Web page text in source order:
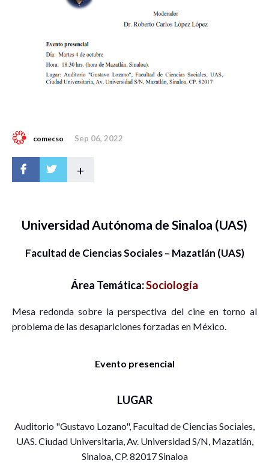
comecso Sep 06, 2022
+
Universidad Autónoma de Sinaloa (UAS)
Facultad de Ciencias Sociales – Mazatlán (UAS)
Área Temática:Sociología
Mesa redonda sobre la perspectiva del cine en torno al
problema de las desapariciones forzadas en México.
Evento presencial
LUGAR
Auditorio "Gustavo Lozano", Facultad de Ciencias Sociales,
UAS. Ciudad Universitaria, Av. Universidad S/N, Mazatlán,
Sinaloa, CP. 82017 Sinaloa